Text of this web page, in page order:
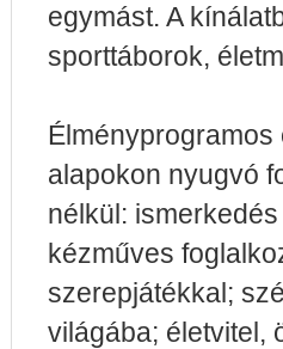
egymást. A
sporttáborok,
alapokon nyugvó
nélkül:
kézműves
szerepjátékkal;
világába; életvitel,